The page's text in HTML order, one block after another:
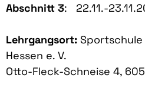
Abschnitt 3: 22.11.-
Lehrgangsort:
Hessen e. V.
Otto-Fleck-Schneise 4,